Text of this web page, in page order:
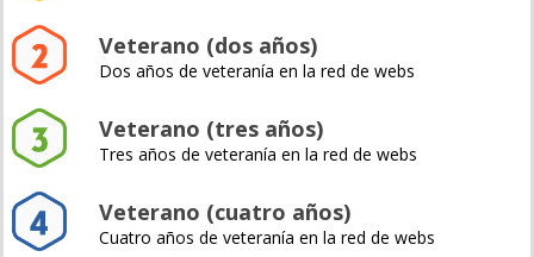
Veterano (dos años)
Dos años de veteranía en la red de webs
Veterano (tres años)
Tres años de veteranía en la red de webs
Veterano (cuatro años)
Cuatro años de veteranía en la red de webs